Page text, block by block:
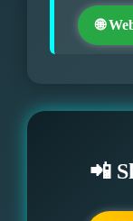
🌐
📲